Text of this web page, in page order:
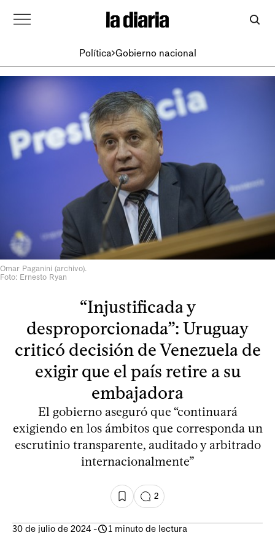
Política Gobierno nacional
Omar Paganini (archivo).
Foto: Ernesto Ryan
“Injustificada y
desproporcionada”: Uruguay
criticó decisión de Venezuela de
exigir que el país retire a su
embajadora
El gobierno aseguró que “continuará
exigiendo en los ámbitos que corresponda un
escrutinio transparente, auditado y arbitrado
internacionalmente”
2
30 de julio de 2024 - 1 minuto de lectura